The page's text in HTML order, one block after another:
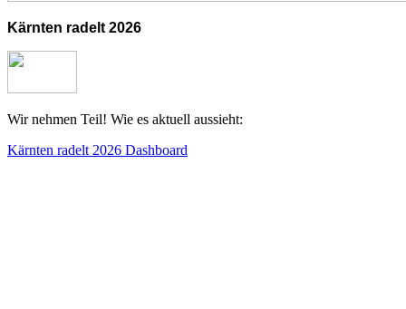
Kärnten radelt 2026
Wir nehmen Teil! Wie es aktuell aussieht:
Kärnten radelt 2026 Dashboard